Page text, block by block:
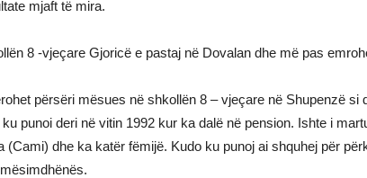
mjaft të mira.
8 -vjeçare Gjoricë e pastaj në Dovalan dhe më pas
përsëri mësues në shkollën 8 – vjeçare në Shupenzë si
punoi deri në vitin 1992 kur ka dalë në pension. Ishte i
(Cami) dhe ka katër fëmijë. Kudo ku punoj ai shquhej për